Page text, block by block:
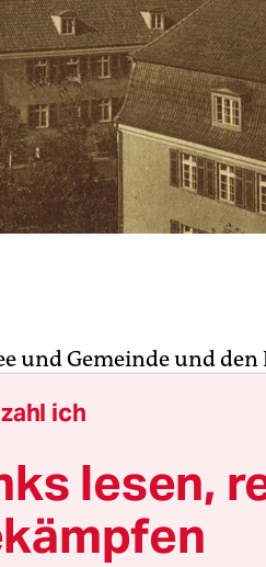
und Gemeinde und
Medien zeigten sich an
waren stets offen für
aus der Welt des Islam.“
aktuell. Ein Berliner
zahl ich
lesen,